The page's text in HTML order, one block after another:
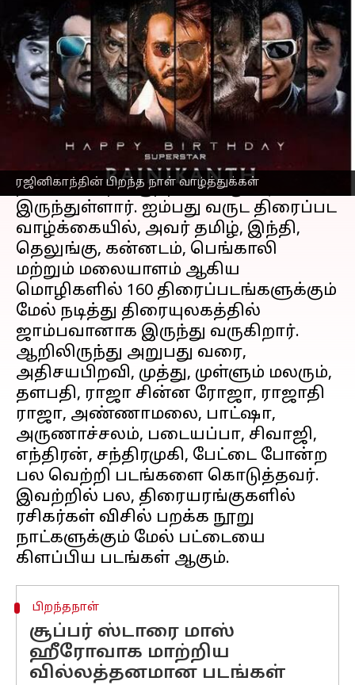
ரஜினிகாந்தின் பிறந்த நாள் வாழ்த்துக்கள்
சூப்பர் ஸ்டாரின் சிறந்த
படங்கள் பற்றி பார்க்கலாம்
எழுதியவர் Saranya Shankar Dec 12, 2022 12:07 pm
செய்தி முன்னோட்டம்
சூப்பர் ஸ்டார் ரஜினிகாந்த், நடிகர்
மட்டுமின்றி, தயாரிப்பாளர் மற்றும்
திரைக்கதை எழுத்தாளர் ஆகவும்
இருந்துள்ளார். ஐம்பது வருட திரைப்பட
வாழ்க்கையில், அவர் தமிழ், இந்தி,
தெலுங்கு, கன்னடம், பெங்காலி
மற்றும் மலையாளம் ஆகிய
மொழிகளில் 160 திரைப்படங்களுக்கும்
மேல் நடித்து திரையுலகத்தில்
ஜாம்பவானாக இருந்து வருகிறார்.
ஆறிலிருந்து அறுபது வரை,
அதிசயபிறவி, முத்து, முள்ளும் மலரும்,
தளபதி, ராஜா சின்ன ரோஜா, ராஜாதி
ராஜா, அண்ணாமலை, பாட்ஷா,
அருணாச்சலம், படையப்பா, சிவாஜி,
எந்திரன், சந்திரமுகி, பேட்டை போன்ற
பல வெற்றி படங்களை கொடுத்தவர்.
இவற்றில் பல, திரையரங்குகளில்
ரசிகர்கள் விசில் பறக்க நூறு
நாட்களுக்கும் மேல் பட்டையை
பிறந்தநாள்
சூப்பர் ஸ்டாரை மாஸ்
ஹீரோவாக மாற்றிய
வில்லத்தனமான படங்கள்